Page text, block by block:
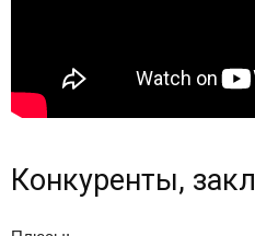
Конкуренты,